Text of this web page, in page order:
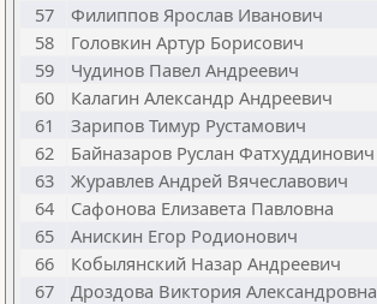
57
Филиппов Ярослав Иванович
58
Головкин Артур Борисович
59
Чудинов Павел Андреевич
60
Калагин Александр Андреевич
61
Зарипов Тимур Рустамович
62
Байназаров Руслан Фатхуддинович
63
Журавлев Андрей Вячеславович
64
Сафонова Елизавета Павловна
65
Анискин Егор Родионович
66
Кобылянский Назар Андреевич
67
Дроздова Виктория Александровна